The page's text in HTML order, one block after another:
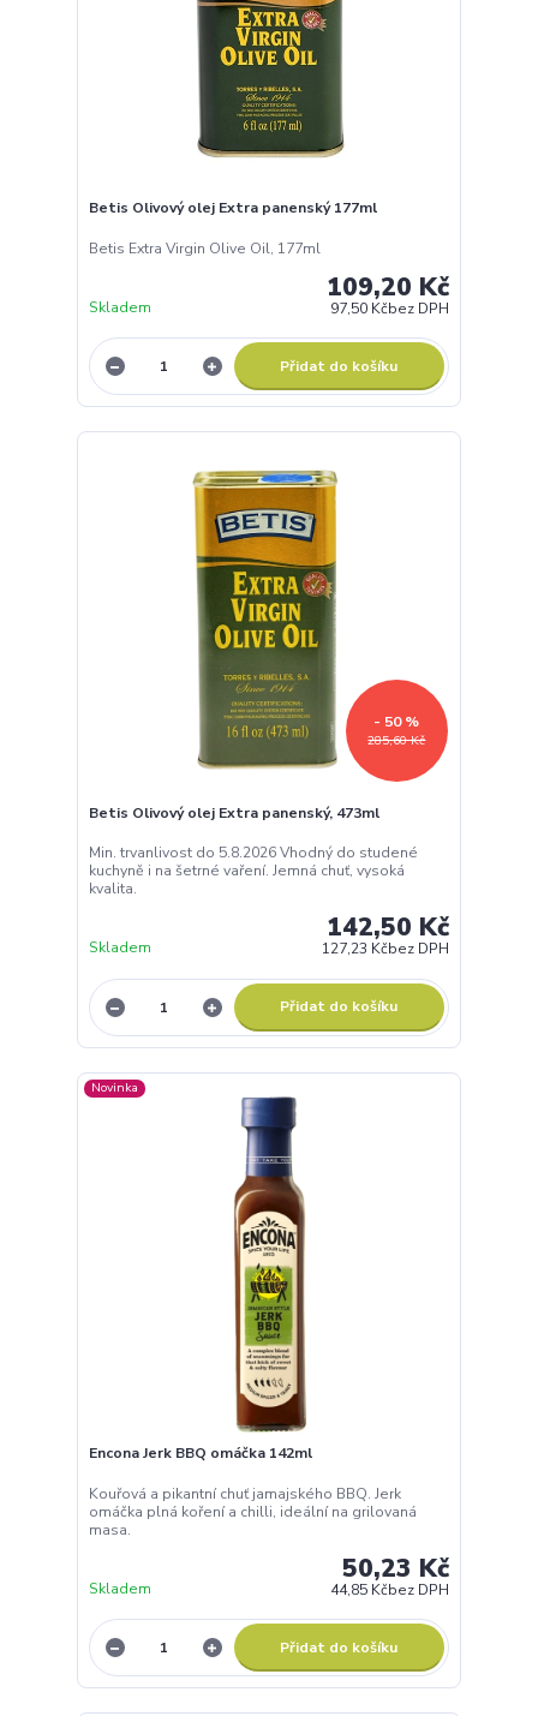
Betis Olivový olej Extra panenský 177ml
Betis Extra Virgin Olive Oil, 177ml
109,20 Kč
97,50 Kčbez DPH
Skladem
Přidat do košíku
285,60 Kč
- 50 %
Betis Olivový olej Extra panenský, 473ml
Min. trvanlivost do 5.8.2026 Vhodný do studené
kuchyně i na šetrné vaření. Jemná chuť, vysoká
kvalita.
142,50 Kč
127,23 Kčbez DPH
Skladem
Přidat do košíku
Novinka
Encona Jerk BBQ omáčka 142ml
Kouřová a pikantní chuť jamajského BBQ. Jerk
omáčka plná koření a chilli, ideální na grilovaná
masa.
50,23 Kč
44,85 Kčbez DPH
Skladem
Přidat do košíku